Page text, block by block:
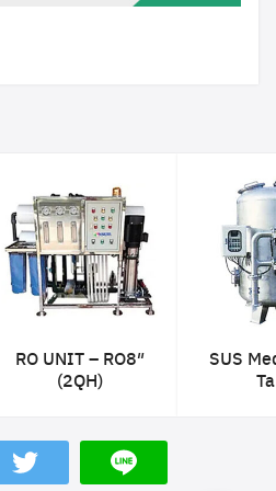
RO UNIT – RO8″
(2QH)
SUS